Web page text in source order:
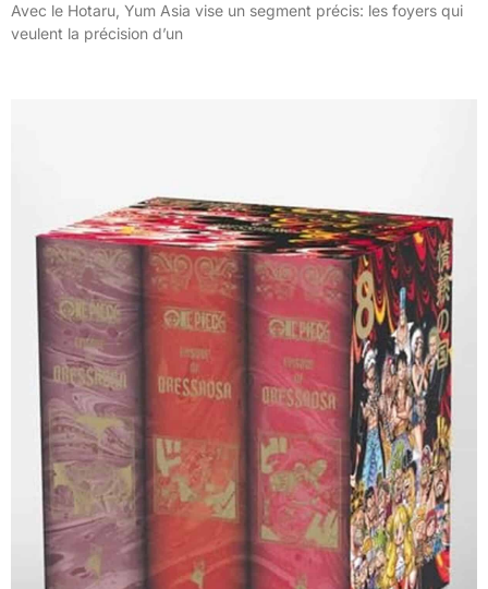
Avec le Hotaru, Yum Asia vise un segment précis: les foyers qui
veulent la précision d’un